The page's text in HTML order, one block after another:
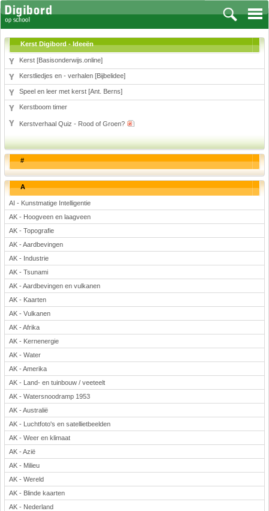
Vakken
Aardrijkskunde
Biologie
Frans, Duits, Chinees, Spaans
Handvaardigheid en Tekenen
Kunst en Cultuur
Levensbeschouwing
Lichamelijke opvoeding
Muziek
Natuurkunde
Nederlands
Rekenen
Scheikunde
Sport
Techniek
Verkeer
Wiskunde
Onderwerpen
Apps en tablets
Collecties digibord
Digiborden / touchscreens
Digibordtools
Downloads basisonderwijs
Herfst
Kerstmis
Kinder-/Jeugdboeken
Lente
Kerst Digibord - Ideeën
Kerst [Basisonderwijs.online]
Kerstliedjes en - verhalen [Bijbelidee]
Speel en leer met kerst [Ant. Berns]
Kerstboom timer
Kerstverhaal Quiz - Rood of Groen?
#
A
AI - Kunstmatige Intelligentie
AK - Hoogveen en laagveen
AK - Topografie
AK - Aardbevingen
AK - Industrie
AK - Tsunami
AK - Aardbevingen en vulkanen
AK - Kaarten
AK - Vulkanen
AK - Afrika
AK - Kernenergie
AK - Water
AK - Amerika
AK - Land- en tuinbouw / veeteelt
AK - Watersnoodramp 1953
AK - Australië
AK - Luchtfoto's en satellietbeelden
AK - Weer en klimaat
AK - Azië
AK - Milieu
AK - Wereld
AK - Blinde kaarten
AK - Nederland